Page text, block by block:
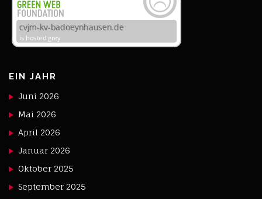
EIN JAHR
Juni 2026
Mai 2026
April 2026
Januar 2026
Oktober 2025
September 2025